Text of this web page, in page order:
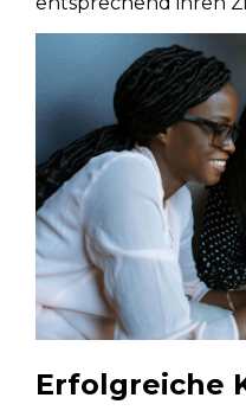
Erfolgreiche